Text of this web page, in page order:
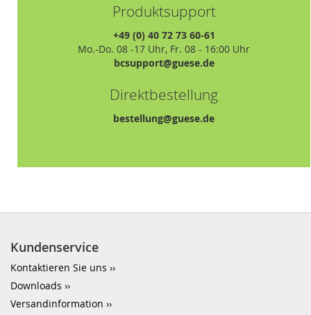
Produktsupport
+49 (0) 40 72 73 60-61
Mo.-Do. 08 -17 Uhr, Fr. 08 - 16:00 Uhr
bcsupport@guese.de
Direktbestellung
bestellung@guese.de
Kundenservice
Kontaktieren Sie uns
Downloads
Versandinformation